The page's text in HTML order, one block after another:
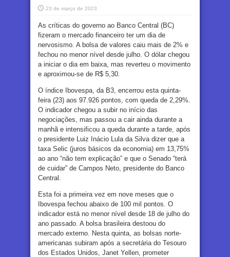
23 de março de 2023
As críticas do governo ao Banco Central (BC)
fizeram o mercado financeiro ter um dia de
nervosismo. A bolsa de valores caiu mais de 2% e
fechou no menor nível desde julho. O dólar chegou
a iniciar o dia em baixa, mas reverteu o movimento
e aproximou-se de R$ 5,30.
O índice Ibovespa, da B3, encerrou esta quinta-
feira (23) aos 97.926 pontos, com queda de 2,29%.
O indicador chegou a subir no início das
negociações, mas passou a cair ainda durante a
manhã e intensificou a queda durante a tarde, após
o presidente Luiz Inácio Lula da Silva dizer que a
taxa Selic (juros básicos da economia) em 13,75%
ao ano “não tem explicação” e que o Senado “terá
de cuidar” de Campos Neto, presidente do Banco
Central.
Esta foi a primeira vez em nove meses que o
Ibovespa fechou abaixo de 100 mil pontos. O
indicador está no menor nível desde 18 de julho do
ano passado. A bolsa brasileira destoou do
mercado externo. Nesta quinta, as bolsas norte-
americanas subiram após a secretária do Tesouro
dos Estados Unidos, Janet Yellen, prometer